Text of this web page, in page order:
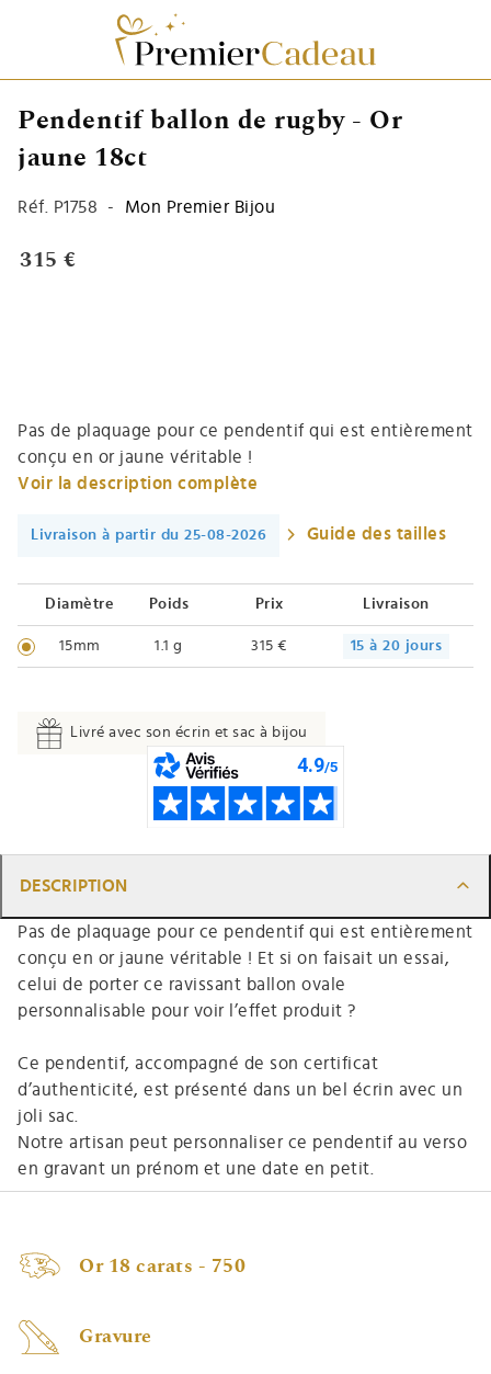
Pendentif ballon de rugby - Or
jaune 18ct
Réf. P1758 - Mon Premier Bijou
315 €
Pas de plaquage pour ce pendentif qui est entièrement
conçu en or jaune véritable !
Voir la description complète
Livraison à partir du 25-08-2026 Guide des tailles
Diamètre Poids Prix Livraison
15mm 1.1 g 315 € 15 à 20 jours
Livré avec son écrin et sac à bijou
DESCRIPTION
Pas de plaquage pour ce pendentif qui est entièrement
conçu en or jaune véritable ! Et si on faisait un essai,
celui de porter ce ravissant ballon ovale
personnalisable pour voir l’effet produit ?
Ce pendentif, accompagné de son certificat
d’authenticité, est présenté dans un bel écrin avec un
joli sac.
Notre artisan peut personnaliser ce pendentif au verso
en gravant un prénom et une date en petit.
Or 18 carats - 750
Gravure